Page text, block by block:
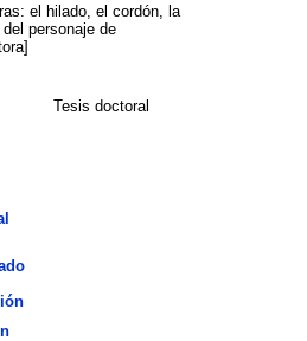
el hilado, el cordón, la
personaje de
Tesis doctoral